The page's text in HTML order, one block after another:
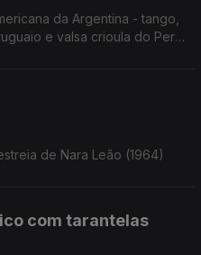
da Argentina - tango,
e valsa crioula do Perú'
de Nara Leão (1964)
com tarantelas